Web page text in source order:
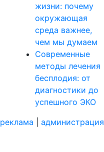
жизни: почему
окружающая
среда важнее,
чем мы думаем
Современные
методы лечения
бесплодия: от
диагностики до
успешного ЭКО
реклама
администрация